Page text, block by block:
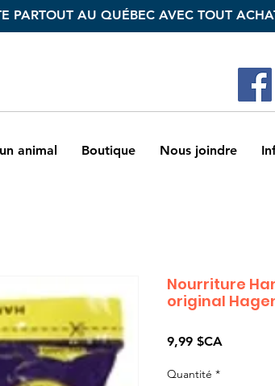
PARTOUT AU QUÉBEC AVEC TOUT
Nourriture
original
9,99 $CA
Quantité *
animal Boutique Nous joindre